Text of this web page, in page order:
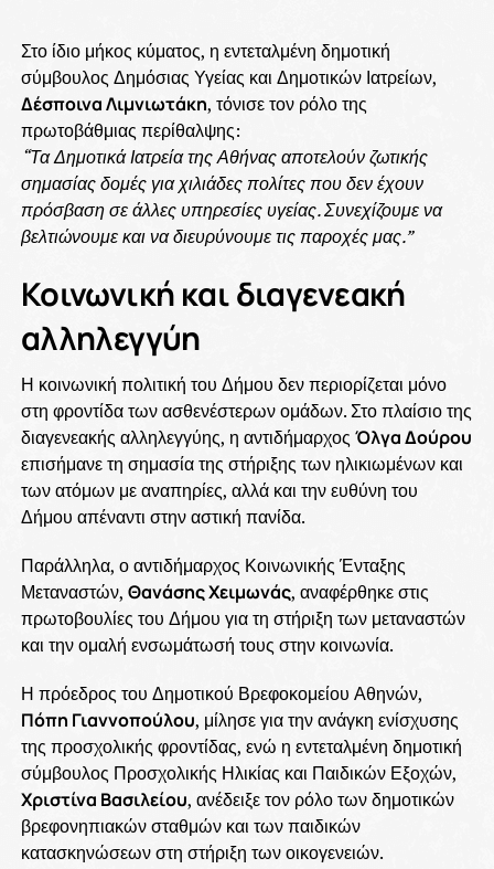
Στο ίδιο μήκος κύματος, η εντεταλμένη δημοτική
σύμβουλος Δημόσιας Υγείας και Δημοτικών Ιατρείων,
Δέσποινα Λιμνιωτάκη, τόνισε τον ρόλο της
πρωτοβάθμιας περίθαλψης:
“Τα Δημοτικά Ιατρεία της Αθήνας αποτελούν ζωτικής
σημασίας δομές για χιλιάδες πολίτες που δεν έχουν
πρόσβαση σε άλλες υπηρεσίες υγείας. Συνεχίζουμε να
βελτιώνουμε και να διευρύνουμε τις παροχές μας.”
Κοινωνική και διαγενεακή
αλληλεγγύη
Η κοινωνική πολιτική του Δήμου δεν περιορίζεται μόνο
στη φροντίδα των ασθενέστερων ομάδων. Στο πλαίσιο της
διαγενεακής αλληλεγγύης, η αντιδήμαρχος Όλγα Δούρου
επισήμανε τη σημασία της στήριξης των ηλικιωμένων και
των ατόμων με αναπηρίες, αλλά και την ευθύνη του
Δήμου απέναντι στην αστική πανίδα.
Παράλληλα, ο αντιδήμαρχος Κοινωνικής Ένταξης
Μεταναστών, Θανάσης Χειμωνάς, αναφέρθηκε στις
πρωτοβουλίες του Δήμου για τη στήριξη των μεταναστών
και την ομαλή ενσωμάτωσή τους στην κοινωνία.
Η πρόεδρος του Δημοτικού Βρεφοκομείου Αθηνών,
Πόπη Γιαννοπούλου, μίλησε για την ανάγκη ενίσχυσης
της προσχολικής φροντίδας, ενώ η εντεταλμένη δημοτική
σύμβουλος Προσχολικής Ηλικίας και Παιδικών Εξοχών,
Χριστίνα Βασιλείου, ανέδειξε τον ρόλο των δημοτικών
βρεφονηπιακών σταθμών και των παιδικών
κατασκηνώσεων στη στήριξη των οικογενειών.